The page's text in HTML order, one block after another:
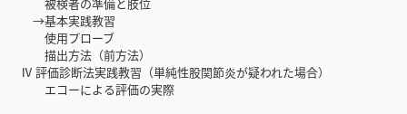
→基本実践教習
使用プローブ
描出方法（前方法）
Ⅳ 評価診断法実践教習（単純性股関節炎が疑われた場合）
エコーによる評価の実際